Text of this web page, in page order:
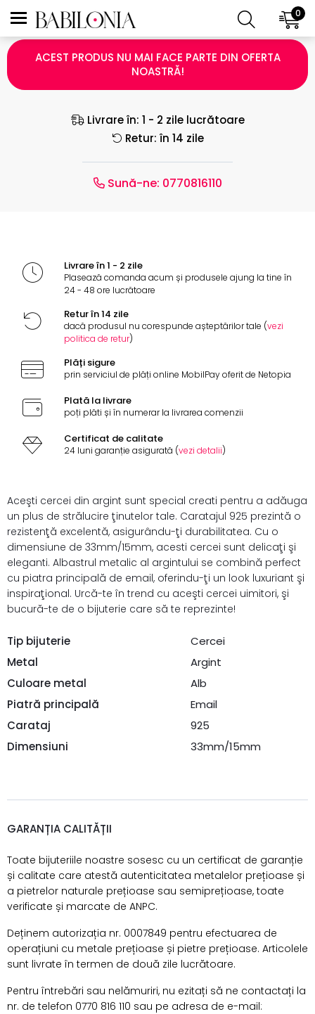
0
Cercei Argint cu Email
ACEST PRODUS NU MAI FACE PARTE DIN OFERTA
NOASTRĂ!
Livrare în: 1 - 2 zile lucrătoare
Retur: în 14 zile
Sună-ne: 0770816110
Aceşti cercei din argint sunt special creati pentru a adăuga
un plus de strălucire ţinutelor tale. Caratajul 925 prezintă o
rezistenţă excelentă, asigurându-ţi durabilitatea. Cu o
dimensiune de 33mm/15mm, acesti cercei sunt delicaţi şi
eleganti. Albastrul metalic al argintului se combină perfect
cu piatra principală de email, oferindu-ţi un look luxuriant şi
inspiraţional. Urcă-te în trend cu aceşti cercei uimitori, şi
bucură-te de o bijuterie care să te reprezinte!
Tip bijuterie
Cercei
Metal
Argint
Culoare metal
Alb
Piatră principală
Email
Carataj
925
Dimensiuni
33mm/15mm
Livrare în 1 - 2 zile
Plasează comanda acum și produsele ajung la tine în
24 - 48 ore lucrătoare
Retur în 14 zile
dacă produsul nu corespunde așteptărilor tale (vezi
politica de retur)
Plăți sigure
prin serviciul de plăți online MobilPay oferit de Netopia
Plată la livrare
poți plăti și în numerar la livrarea comenzii
Certificat de calitate
24 luni garanție asigurată (vezi detalii)
GARANȚIA CALITĂȚII
Toate bijuteriile noastre sosesc cu un certificat de garanție
și calitate care atestă autenticitatea metalelor prețioase și
a pietrelor naturale prețioase sau semiprețioase, toate
verificate și marcate de ANPC.
Deținem autorizația nr. 0007849 pentru efectuarea de
operațiuni cu metale prețioase și pietre prețioase. Articolele
sunt livrate în termen de două zile lucrătoare.
Pentru întrebări sau nelămuriri, nu ezitați să ne contactați la
nr. de telefon 0770 816 110 sau pe adresa de e-mail: